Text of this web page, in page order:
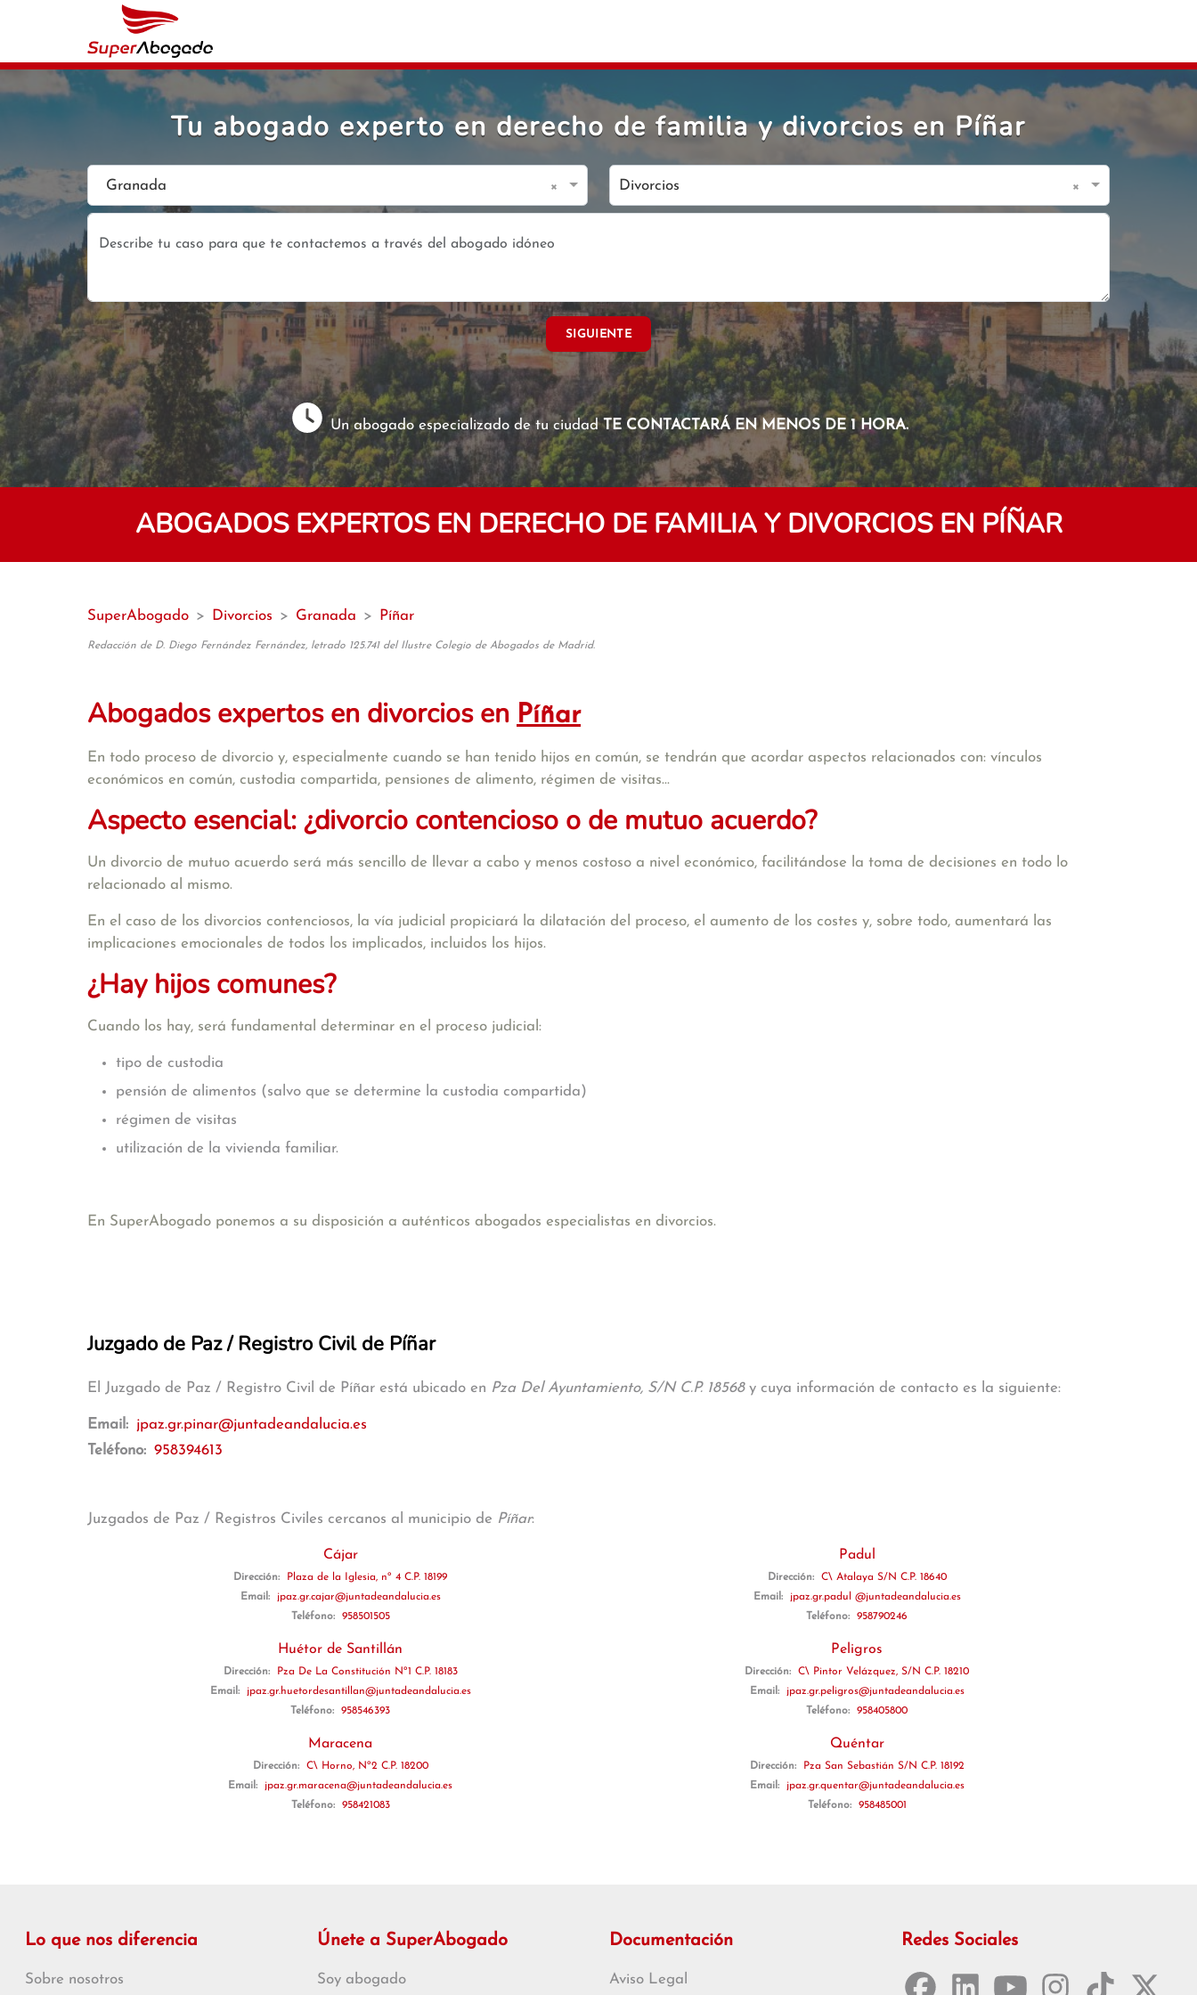
Tu abogado experto en derecho de familia y divorcios en Píñar
Granada × Divorcios ×
SIGUIENTE
Un abogado especializado de tu ciudadTE CONTACTARÁ EN MENOS DE 1 HORA.
ABOGADOS EXPERTOS EN DERECHO DE FAMILIA Y DIVORCIOS EN PÍÑAR
SuperAbogado > Divorcios > Granada > Píñar
Redacción de D. Diego Fernández Fernández, letrado 125.741 del Ilustre Colegio de Abogados de Madrid.
Abogados expertos en divorcios en Píñar
En todo proceso de divorcio y, especialmente cuando se han tenido hijos en común, se tendrán que acordar aspectos relacionados con: vínculos
económicos en común, custodia compartida, pensiones de alimento, régimen de visitas...
Aspecto esencial: ¿divorcio contencioso o de mutuo acuerdo?
Un divorcio de mutuo acuerdo será más sencillo de llevar a cabo y menos costoso a nivel económico, facilitándose la toma de decisiones en todo lo
relacionado al mismo.
En el caso de los divorcios contenciosos, la vía judicial propiciará la dilatación del proceso, el aumento de los costes y, sobre todo, aumentará las
implicaciones emocionales de todos los implicados, incluidos los hijos.
¿Hay hijos comunes?
Cuando los hay, será fundamental determinar en el proceso judicial:
tipo de custodia
pensión de alimentos (salvo que se determine la custodia compartida)
régimen de visitas
utilización de la vivienda familiar.
En SuperAbogado ponemos a su disposición a auténticos abogados especialistas en divorcios.
Juzgado de Paz / Registro Civil de Píñar
El Juzgado de Paz / Registro Civil de Píñar está ubicado en Pza Del Ayuntamiento, S/N C.P. 18568y cuya información de contacto es la siguiente:
Email: jpaz.gr.pinar@juntadeandalucia.es
Teléfono: 958394613
Juzgados de Paz / Registros Civiles cercanos al municipio de Píñar:
Cájar
Dirección:
Plaza de la Iglesia, nº 4 C.P. 18199
Email:
jpaz.gr.cajar@juntadeandalucia.es
Teléfono:
958501505
Huétor de Santillán
Dirección:
Pza De La Constitución Nº1 C.P. 18183
Email:
jpaz.gr.huetordesantillan@juntadeandalucia.es
Teléfono:
958546393
Maracena
Dirección:
C\ Horno, Nº2 C.P. 18200
Email:
jpaz.gr.maracena@juntadeandalucia.es
Teléfono:
958421083
Padul
Dirección:
C\ Atalaya S/N C.P. 18640
Email:
jpaz.gr.padul @juntadeandalucia.es
Teléfono:
958790246
Peligros
Dirección:
C\ Pintor Velázquez, S/N C.P. 18210
Email:
jpaz.gr.peligros@juntadeandalucia.es
Teléfono:
958405800
Quéntar
Dirección:
Pza San Sebastián S/N C.P. 18192
Email:
jpaz.gr.quentar@juntadeandalucia.es
Teléfono:
958485001
Lo que nos diferencia
Sobre nosotros
Únete a SuperAbogado
Soy abogado
Documentación
Aviso Legal
Redes Sociales